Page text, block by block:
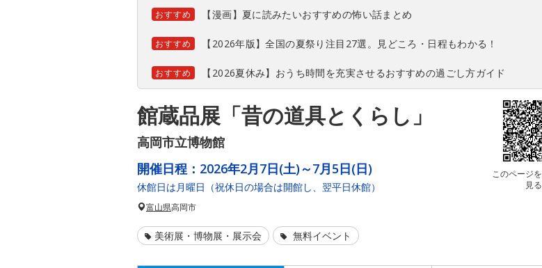
おすすめ 【漫画】夏に読みたいおすすめの怖い話まとめ
おすすめ 【2026年版】全国の夏祭り注目27選。見どころ・日程もわかる！
おすすめ 【2026夏休み】おうち時間を充実させるおすすめの過ごし方ガイド
館蔵品展「昔の道具とくらし」
高岡市立博物館
このページ
見る
開催日程： 2026年2月7日(土)～7月5日(日)
休館日は月曜日（祝休日の場合は開館し、翌平日休館）
富山県高岡市
美術展・博物展・展示会 無料イベント